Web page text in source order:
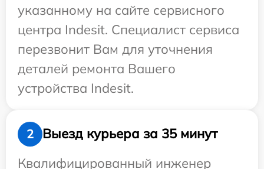
указанному на сайте сервисного
центра Indesit. Специалист сервиса
перезвонит Вам для уточнения
деталей ремонта Вашего
устройства Indesit.
2
Выезд курьера за 35 минут
Квалифицированный инженер